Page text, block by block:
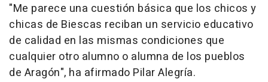
"Me parece una cuestión básica que los chicos y
chicas de Biescas reciban un servicio educativo
de calidad en las mismas condiciones que
cualquier otro alumno o alumna de los pueblos
de Aragón", ha afirmado Pilar Alegría.